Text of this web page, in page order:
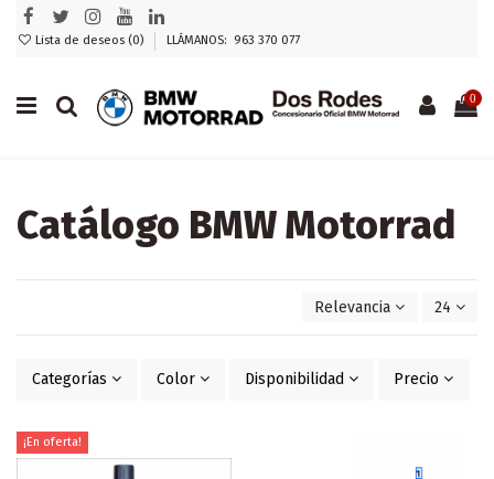
Lista de deseos (0) LLÁMANOS: 963 370 077
0
Catálogo BMW Motorrad
Relevancia 24
Categorías Color Disponibilidad Precio
¡En oferta!